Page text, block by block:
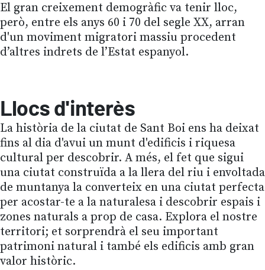
El gran creixement demogràfic va tenir lloc,
però, entre els anys 60 i 70 del segle XX, arran
d'un moviment migratori massiu procedent
d’altres indrets de l’Estat espanyol.
Llocs d'interès
La història de la ciutat de Sant Boi ens ha deixat
fins al dia d'avui un munt d'edificis i riquesa
cultural per descobrir. A més, el fet que sigui
una ciutat construïda a la llera del riu i envoltada
de muntanya la converteix en una ciutat perfecta
per acostar-te a la naturalesa i descobrir espais i
zones naturals a prop de casa. Explora el nostre
territori; et sorprendrà el seu important
patrimoni natural i també els edificis amb gran
valor històric.